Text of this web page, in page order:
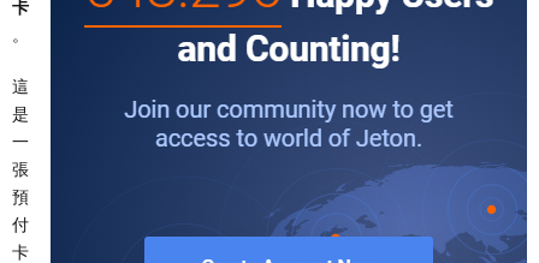
卡
。
這
是
一
張
預
付
卡